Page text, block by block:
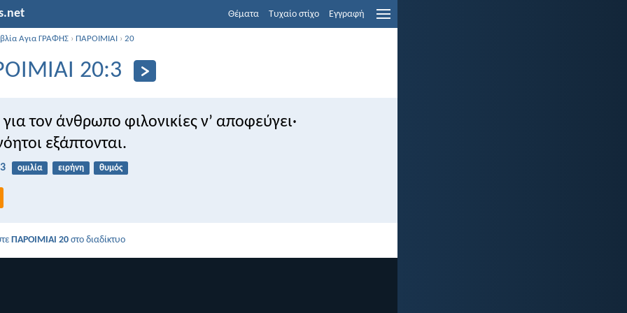
Θέματα Τυχαίο στίχο Εγγραφή
Αγια ΓΡΑΦΗΣ › ΠΑΡΟΙΜΙΑΙ ›20
20:3
για τον άνθρωπο φιλονικίες ν’ αποφεύγει·
εξάπτονται.
ομιλία ειρήνη θυμός
ΠΑΡΟΙΜΙΑΙ 20 στο διαδίκτυο